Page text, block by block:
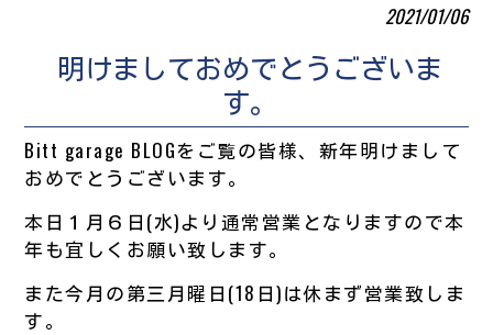
2021/01/06
明けましておめでとうございま
す。
Bitt garage BLOGをご覧の皆様、新年明けまして
おめでとうございます。
本日１月６日(水)より通常営業となりますので本
年も宜しくお願い致します。
また今月の第三月曜日(18日)は休まず営業致しま
す。